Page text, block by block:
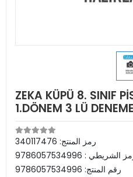
ZEKA KÜPÜ 8. SINIF
1.DÖNEM 3 LÜ
رمز المنتج: 340117476
الشريطي : 9786057534996
رقم المنتج: 9786057534996